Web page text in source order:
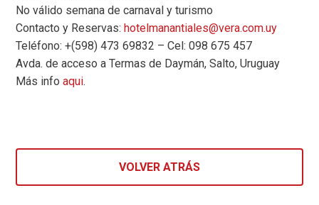
No válido semana de carnaval y turismo
Contacto y Reservas:hotelmanantiales@vera.com.uy
Teléfono: +(598) 473 69832 – Cel: 098 675 457
Avda. de acceso a Termas de Daymán, Salto, Uruguay
Más infoaqui.
VOLVER ATRÁS